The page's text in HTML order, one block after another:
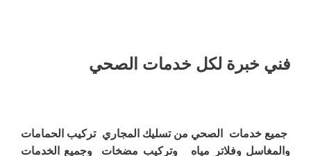
فني خبرة لكل خدمات الصحي
جميع خدمات الصحي من تسليك المجاري تركيب الحمامات
والمغاسل وفلاتر مياه وتركيب مضخات وجميع الخدمات